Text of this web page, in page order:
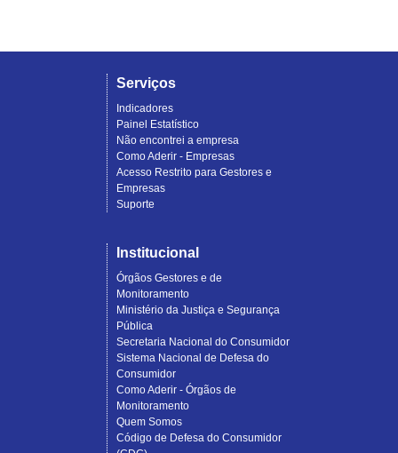
Serviços
Indicadores
Painel Estatístico
Não encontrei a empresa
Como Aderir - Empresas
Acesso Restrito para Gestores e
Empresas
Suporte
Institucional
Órgãos Gestores e de
Monitoramento
Ministério da Justiça e Segurança
Pública
Secretaria Nacional do Consumidor
Sistema Nacional de Defesa do
Consumidor
Como Aderir - Órgãos de
Monitoramento
Quem Somos
Código de Defesa do Consumidor